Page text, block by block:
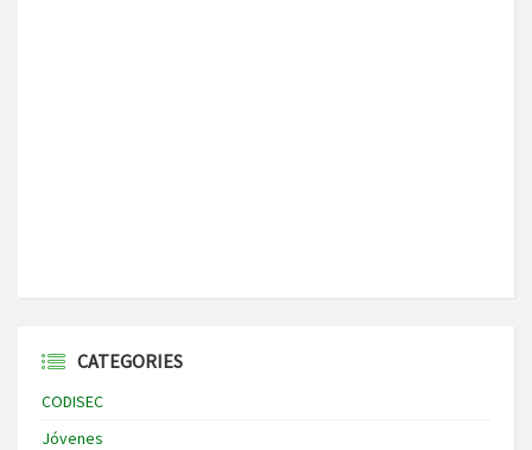
CATEGORIES
CODISEC
Jóvenes